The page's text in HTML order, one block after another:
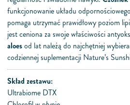
funkcjonowanie układu
pomaga utrzymać prawidłowy poziom
jest ceniona za swoje właściwości
aloesod lat należą do najchętniej
codziennej suplementacji Nature’s
Skład zestawu:
Ultrabiome DTX